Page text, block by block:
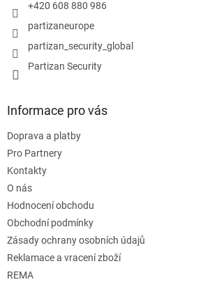
+420 608 880 986
partizaneurope
partizan_security_global
Partizan Security
Informace pro vás
Doprava a platby
Pro Partnery
Kontakty
O nás
Hodnocení obchodu
Obchodní podmínky
Zásady ochrany osobních údajů
Reklamace a vracení zboží
REMA